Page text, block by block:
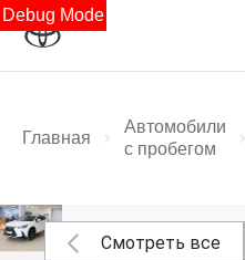
Debug Mode
Главная
Автомобили
с пробегом
Смотреть все